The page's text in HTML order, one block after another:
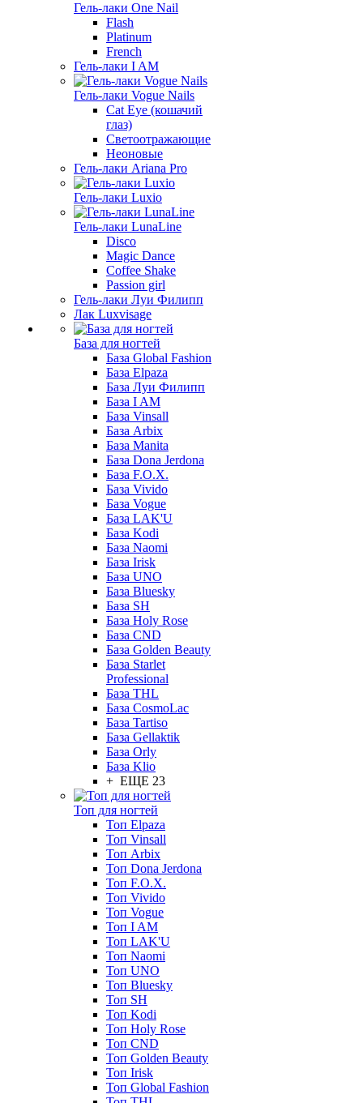
Гель-лаки One Nail
Flash
Platinum
French
Гель-лаки I AM
Гель-лаки Vogue Nails
Cat Eye (кошачий
глаз)
Светоотражающие
Неоновые
Гель-лаки Ariana Pro
Гель-лаки Luxio
Гель-лаки LunaLine
Disco
Magic Dance
Coffee Shake
Passion girl
Гель-лаки Луи Филипп
Лак Luxvisage
База для ногтей
База Global Fashion
База Elpaza
База Луи Филипп
База I AM
База Vinsall
База Arbix
База Manita
База Dona Jerdona
База F.O.X.
База Vivido
База Vogue
База LAK'U
База Kodi
База Naomi
База Irisk
База UNO
База Bluesky
База SH
База Holy Rose
База CND
База Golden Beauty
База Starlet
Professional
База THL
База CosmoLac
База Tartiso
База Gellaktik
База Orly
База Klio
+ ЕЩЕ 23
Топ для ногтей
Топ Elpaza
Топ Vinsall
Топ Arbix
Топ Dona Jerdona
Топ F.O.X.
Топ Vivido
Топ Vogue
Топ I AM
Топ LAK'U
Топ Naomi
Топ UNO
Топ Bluesky
Топ SH
Топ Kodi
Топ Holy Rose
Топ CND
Топ Golden Beauty
Топ Irisk
Топ Global Fashion